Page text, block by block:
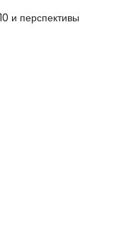
и перспективы